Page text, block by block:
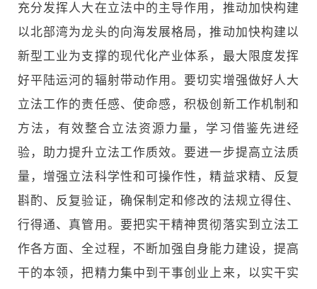
充分发挥人大在立法中的主导作用，推动加快构建
以北部湾为龙头的向海发展格局，推动加快构建以
新型工业为支撑的现代化产业体系，最大限度发挥
好平陆运河的辐射带动作用。要切实增强做好人大
立法工作的责任感、使命感，积极创新工作机制和
方法，有效整合立法资源力量，学习借鉴先进经
验，助力提升立法工作质效。要进一步提高立法质
量，增强立法科学性和可操作性，精益求精、反复
斟酌、反复验证，确保制定和修改的法规立得住、
行得通、真管用。要把实干精神贯彻落实到立法工
作各方面、全过程，不断加强自身能力建设，提高
干的本领，把精力集中到干事创业上来，以实干实